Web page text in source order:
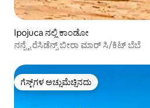
Ipojuca ನಲ್ಲಿ ಕಾಂಡೋ
ನನ್ನೈ ರೆಸಿಡೆನ್ಸ್ ಬೀರಾ ಮಾರ್ ಸಿ/ಕಿಟ್ ಬೆಬೆ
ಗೆಸ್ಟ್‌ಗಳ ಅಚ್ಚುಮೆಚ್ಚಿನದು
ಗೆಸ್ಟ್‌ಗಳ ಅಚ್ಚುಮೆಚ್ಚಿನದು